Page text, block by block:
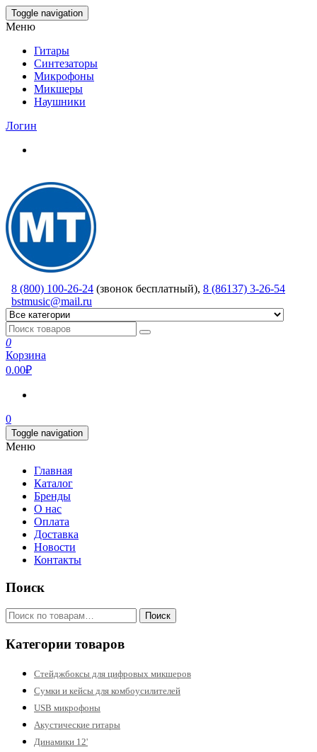
Skip
to
content
Toggle navigation
Меню
Гитары
Синтезаторы
Микрофоны
Микшеры
Наушники
Логин
8 (800) 100-26-24 (звонок бесплатный), 8 (86137) 3-26-54
bstmusic@mail.ru
0
Корзина
0.00₽
0
Toggle navigation
Меню
Главная
Каталог
Бренды
О нас
Оплата
Доставка
Новости
Контакты
Поиск
Искать: Поиск
Категории товаров
Стейджбоксы для цифровых микшеров
Сумки и кейсы для комбоусилителей
USB микрофоны
Акустические гитары
Динамики 12'